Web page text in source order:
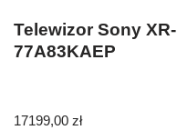
Telewizor Sony XR-
77A83KAEP
17199,00 zł